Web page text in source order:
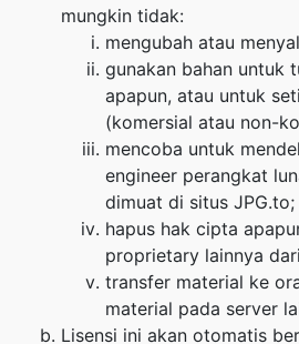
mungkin tidak:
mengubah atau
gunakan bahan untuk
apapun, atau untuk
(komersial atau non-
mencoba untuk
engineer perangkat
dimuat di situs JPG.to;
hapus hak cipta
proprietary lainnya
transfer material ke
material pada server
Lisensi ini akan otomatis